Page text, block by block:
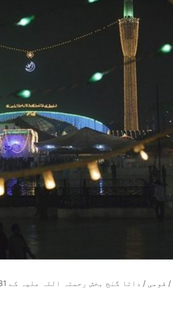
/ قومی / داتا گنج بخش رحمتہ اللہ علیہ کے 981 ویں عرس کی تین روزہ تقریبات کا آغاز